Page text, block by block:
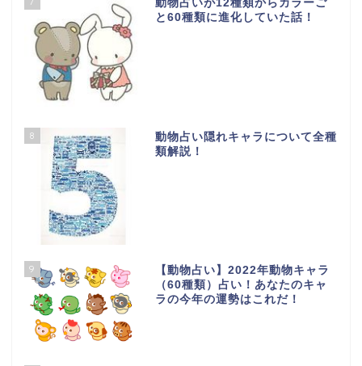
動物占いが12種類からカラーご
と60種類に進化していた話！
8
動物占い隠れキャラについて全種
類解説！
9
【動物占い】2022年動物キャラ
（60種類）占い！あなたのキャ
ラの今年の運勢はこれだ！